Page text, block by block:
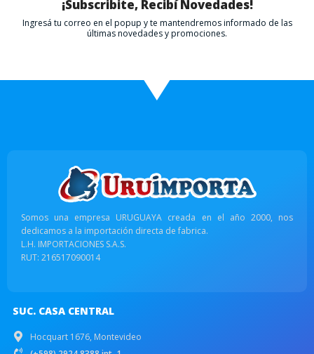
¡Subscribite, Recibí Novedades!
Ingresá tu correo en el popup y te mantendremos informado de las
últimas novedades y promociones.
Somos una empresa URUGUAYA creada en el año 2000, nos
dedicamos a la importación directa de fabrica.
L.H. IMPORTACIONES S.A.S.
RUT: 216517090014
SUC. CASA CENTRAL
Hocquart 1676, Montevideo